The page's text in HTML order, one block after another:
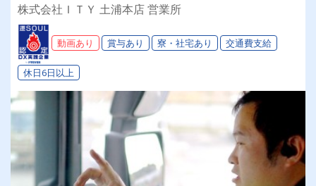
株式会社ＩＴＹ 土浦本店 営業所
動画あり 賞与あり 寮・社宅あり 交通費支給
休日6日以上